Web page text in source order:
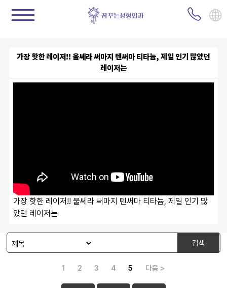
가장 핫한 레이저!! 울쎄라 써마지 텐써마 티타늄, 제일 인기 많았던
레이저는
가장 핫한 레이저!! 울쎄라 써마지 텐써마 티타늄, 제일 인기 많
았던 레이저는
검색
1 2 3 4 5 다음 >